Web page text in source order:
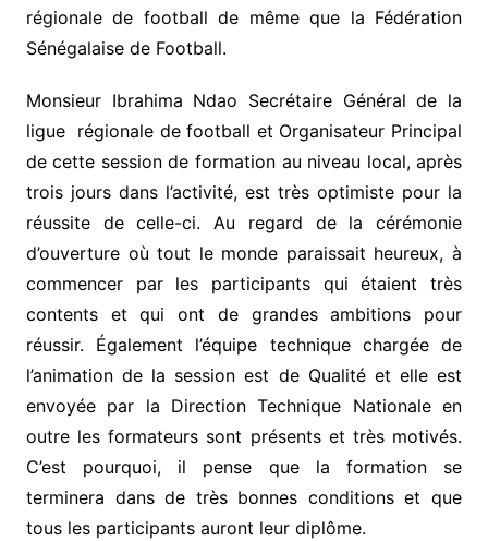
régionale de football de même que la Fédération
Sénégalaise de Football.
Monsieur Ibrahima Ndao Secrétaire Général de la
ligue régionale de football et Organisateur Principal
de cette session de formation au niveau local, après
trois jours dans l’activité, est très optimiste pour la
réussite de celle-ci. Au regard de la cérémonie
d’ouverture où tout le monde paraissait heureux, à
commencer par les participants qui étaient très
contents et qui ont de grandes ambitions pour
réussir. Également l’équipe technique chargée de
l’animation de la session est de Qualité et elle est
envoyée par la Direction Technique Nationale en
outre les formateurs sont présents et très motivés.
C’est pourquoi, il pense que la formation se
terminera dans de très bonnes conditions et que
tous les participants auront leur diplôme.